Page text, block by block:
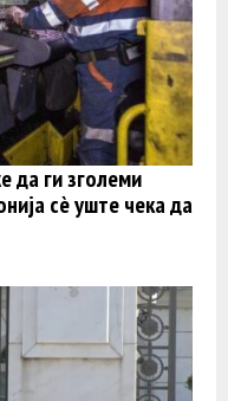
да ги зголеми
сè уште чека да